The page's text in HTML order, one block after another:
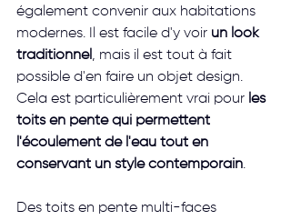
également convenir aux habitations
modernes. Il est facile d'y voir un look
traditionnel, mais il est tout à fait
possible d'en faire un objet design.
Cela est particulièrement vrai pour les
toits en pente qui permettent
l'écoulement de l'eau tout en
conservant un style contemporain.
Des toits en pente multi-faces